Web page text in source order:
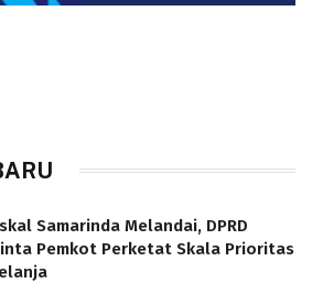
Samarinda Melandai, DPRD
Pemkot Perketat Skala Prioritas